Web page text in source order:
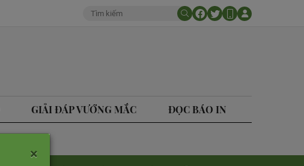
GIẢI ĐÁP VƯỚNG MẮC ĐỌC BÁO IN
×